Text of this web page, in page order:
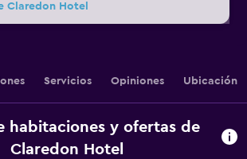
Claredon Hotel
Servicios Opiniones Ubicación
habitaciones y ofertas de
Claredon Hotel